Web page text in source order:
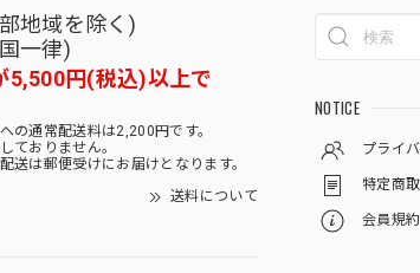
地域を除く)
一律)
5,500円(税込)以上で
の通常配送料は2,200円です。
ておりません。
は郵便受けにお届けとなります。
送料について
NOTICE
プライ
特定商
会員規約